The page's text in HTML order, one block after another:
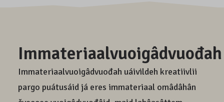
Immateriaalvuoigâdvuođah
Immateriaalvuoigâdvuođah uáivildeh kreatiivlii
pargo puátusáid já eres immateriaal omâdâhân